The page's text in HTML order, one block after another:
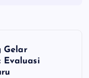
Gelar
Evaluasi